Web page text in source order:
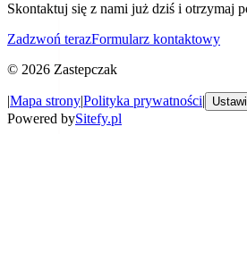
Skontaktuj się z nami już dziś i otrzymaj
Zadzwoń terazFormularz kontaktowy
© 2026 Zastepczak
Mapa stronyPolityka prywatności
Powered bySitefy.pl